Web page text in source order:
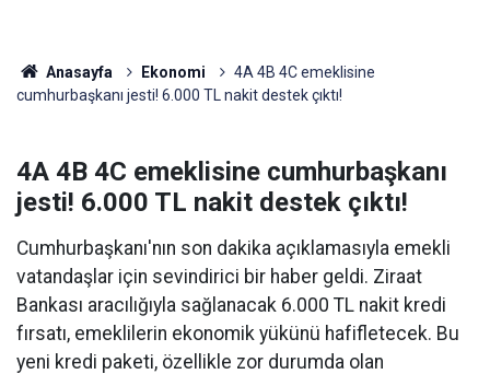
Anasayfa Ekonomi
4A 4B 4C emeklisine
cumhurbaşkanı jesti! 6.000 TL nakit destek çıktı!
4A 4B 4C emeklisine cumhurbaşkanı
jesti! 6.000 TL nakit destek çıktı!
Cumhurbaşkanı'nın son dakika açıklamasıyla emekli
vatandaşlar için sevindirici bir haber geldi. Ziraat
Bankası aracılığıyla sağlanacak 6.000 TL nakit kredi
fırsatı, emeklilerin ekonomik yükünü hafifletecek. Bu
yeni kredi paketi, özellikle zor durumda olan